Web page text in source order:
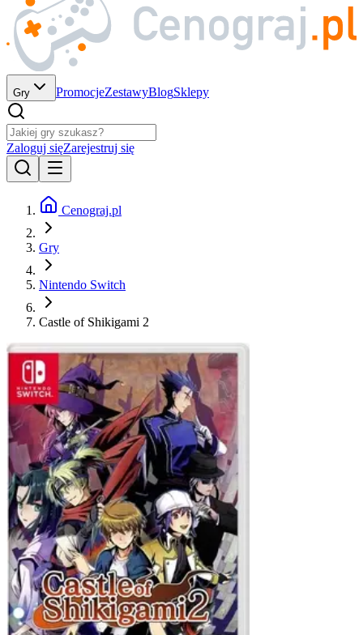
Gry PromocjeZestawyBlogSklepy
Zaloguj sięZarejestruj się
Cenograj.pl
Gry
Nintendo Switch
Castle of Shikigami 2